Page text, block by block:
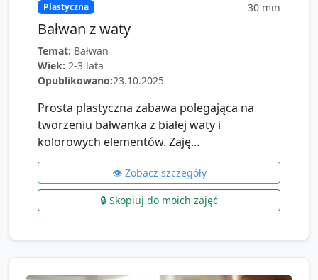
Plastyczna 30 min
Bałwan z waty
Temat: Bałwan
Wiek: 2-3 lata
Opublikowano:23.10.2025
Prosta plastyczna zabawa polegająca na
tworzeniu bałwanka z białej waty i
kolorowych elementów. Zaję...
👁️ Zobacz szczegóły
🔒 Skopiuj do moich zajęć